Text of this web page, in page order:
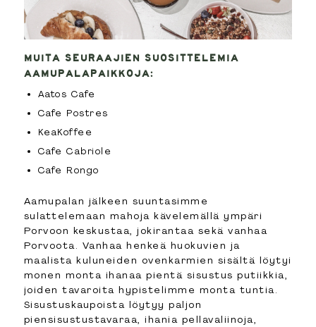
MUITA SEURAAJIEN SUOSITTELEMIA
AAMUPALAPAIKKOJA:
Aatos Cafe
Cafe Postres
KeaKoffee
Cafe Cabriole
Cafe Rongo
Aamupalan jälkeen suuntasimme
sulattelemaan mahoja kävelemällä ympäri
Porvoon keskustaa, jokirantaa sekä vanhaa
Porvoota. Vanhaa henkeä huokuvien ja
maalista kuluneiden ovenkarmien sisältä löytyi
monen monta ihanaa pientä sisustus putiikkia,
joiden tavaroita hypistelimme monta tuntia.
Sisustuskaupoista löytyy paljon
piensisustustavaraa, ihania pellavaliinoja,